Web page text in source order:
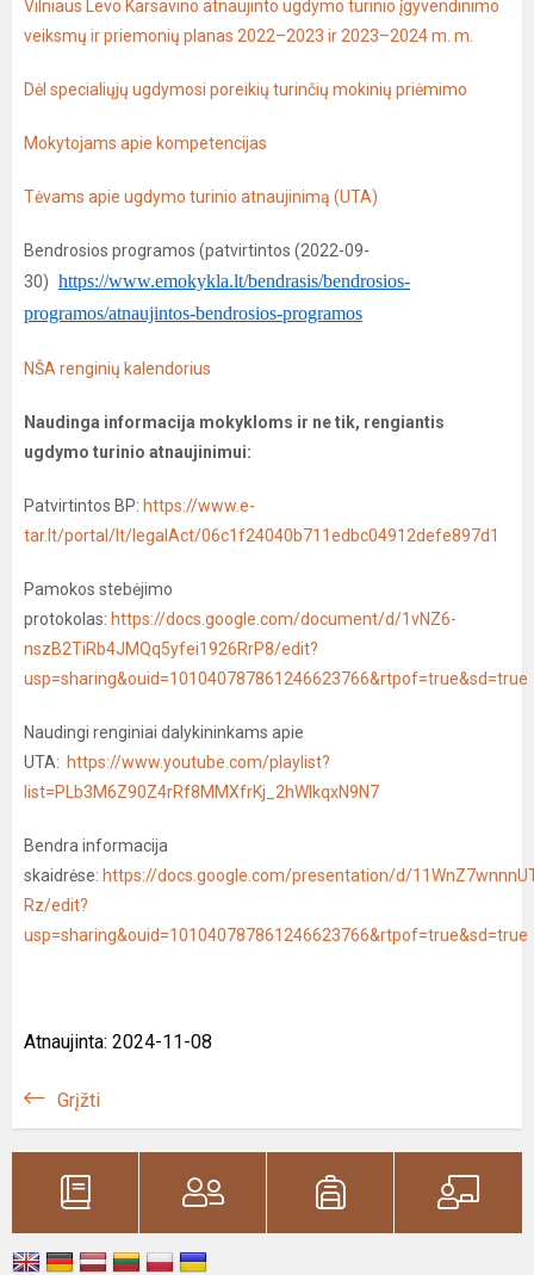
Vilniaus Levo Karsavino atnaujinto ugdymo turinio įgyvendinimo
veiksmų ir priemonių planas 2022–2023 ir 2023–2024 m. m.
Dėl specialiųjų ugdymosi poreikių turinčių mokinių priėmimo
Mokytojams apie kompetencijas
Tėvams apie ugdymo turinio atnaujinimą (UTA)
Bendrosios programos (patvirtintos (2022-09-
30) https://www.emokykla.lt/bendrasis/bendrosios-
programos/atnaujintos-bendrosios-programos
NŠA renginių kalendorius
Naudinga informacija mokykloms ir ne tik, rengiantis
ugdymo turinio atnaujinimui:
Patvirtintos BP: https://www.e-
tar.lt/portal/lt/legalAct/06c1f24040b711edbc04912defe897d1
Pamokos stebėjimo
protokolas: https://docs.google.com/document/d/1vNZ6-
nszB2TiRb4JMQq5yfei1926RrP8/edit?
usp=sharing&ouid=101040787861246623766&rtpof=true&sd=true
Naudingi renginiai dalykininkams apie
UTA: https://www.youtube.com/playlist?
list=PLb3M6Z90Z4rRf8MMXfrKj_2hWlkqxN9N7
Bendra informacija
skaidrėse: https://docs.google.com/presentation/d/
Rz/edit?
usp=sharing&ouid=101040787861246623766&rtpof=true&sd=true
Atnaujinta: 2024-11-08
Grįžti